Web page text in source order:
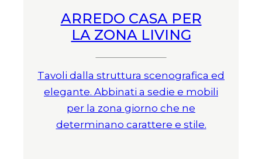
ARREDO CASA PER
LA ZONA LIVING
Tavoli dalla struttura scenografica ed
elegante. Abbinati a sedie e mobili
per la zona giorno che ne
determinano carattere e stile.